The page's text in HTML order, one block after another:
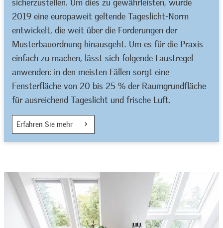
sicherzustellen. Um dies zu gewährleisten, wurde
2019 eine europaweit geltende Tageslicht-Norm
entwickelt, die weit über die Forderungen der
Musterbauordnung hinausgeht. Um es für die Praxis
einfach zu machen, lässt sich folgende Faustregel
anwenden: in den meisten Fällen sorgt eine
Fensterfläche von 20 bis 25 % der Raumgrundfläche
für ausreichend Tageslicht und frische Luft.
Erfahren Sie mehr